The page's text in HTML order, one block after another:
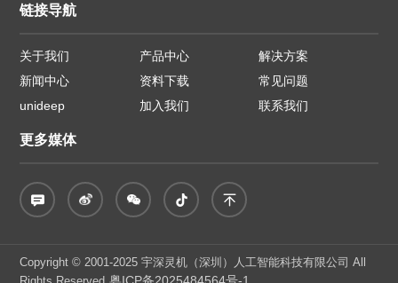
链接导航
关于我们 产品中心
解决方案
新闻中心
资料下载
常见问题
unideep
加入我们 联系我们
更多媒体
Copyright © 2001-2025 宇深灵机（深圳）人工智能科技有限公司 All